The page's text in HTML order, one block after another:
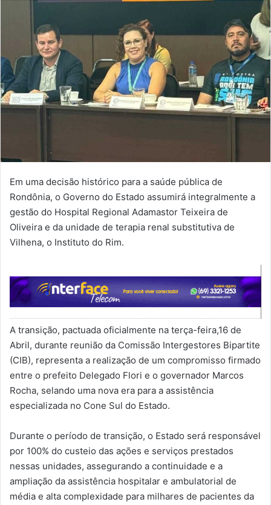
Em uma decisão histórico para a saúde pública de
Rondônia, o Governo do Estado assumirá integralmente a
gestão do Hospital Regional Adamastor Teixeira de
Oliveira e da unidade de terapia renal substitutiva de
Vilhena, o Instituto do Rim.
A transição, pactuada oficialmente na terça-feira,16 de
Abril, durante reunião da Comissão Intergestores Bipartite
(CIB), representa a realização de um compromisso firmado
entre o prefeito Delegado Flori e o governador Marcos
Rocha, selando uma nova era para a assistência
especializada no Cone Sul do Estado.
Durante o período de transição, o Estado será responsável
por 100% do custeio das ações e serviços prestados
nessas unidades, assegurando a continuidade e a
ampliação da assistência hospitalar e ambulatorial de
média e alta complexidade para milhares de pacientes da